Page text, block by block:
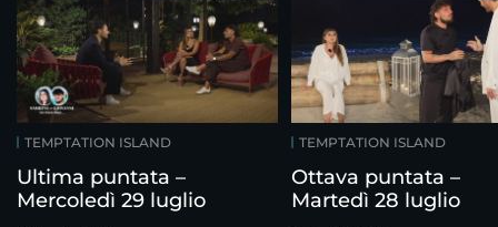
TEMPTATION ISLAND
Ultima puntata –
Mercoledì 29 luglio
TEMPTATION ISLAND
Ottava puntata –
Martedì 28 luglio